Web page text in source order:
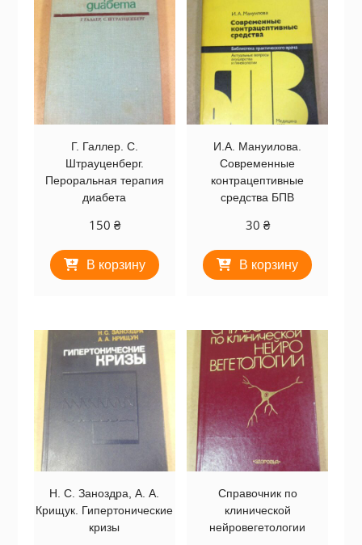
Г. Галлер. С.
Штрауценберг.
Пероральная терапия
диабета
150 ₴
В корзину
И.А. Мануилова.
Современные
контрацептивные
средства БПВ
30 ₴
В корзину
Н. С. Заноздра, А. А.
Крищук. Гипертонические
кризы
Справочник по
клинической
нейровегетологии